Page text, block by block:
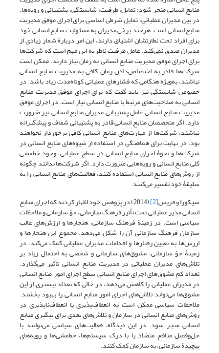
منابع انسانی منجر شود: تمایل، ظرفیت، شایستگی، پشتیبانی و رویه‌ها.
در بین مدیران عملیاتی، تمایل شرطی اساسی برای اجرای موفق مدیریت
منابع انسانی است. هرچند برخی مدیران به مسئولیت منابع انسانی خود
برای افراد تحت نظارتشان اشتیاق دارند، این امر دربارۀ شمار زیادی از
مدیران صدق نمی‌کند. عامل ظرفیت ناظر به این مهم است که شرکت‌ها
برای اجرای موفق مدیریت منابع انسانی به زمان نیاز دارند. ممکن است
شرکت‌ها قادر به اختصاص‌دادن زمان کافی به مدیریت منابع انسانی
نباشند، به‌ویژه هنگامی که فشارهای عملیاتی کوتاه‌مدت زیاد باشد. در
خصوص شایستگی نیز باید گفت که برای اجرای موفق مدیریت منابع
انسانی به صلاحیت‌های مرتبط با منابع انسانی نیاز است. در اجرای موفق
مدیریت منابع انسانی عامل پشتیبانی مدیران منابع انسانی نیز ضرورت
دارد. اگر متخصصان منابع انسانی قادر به پشتیبانی شفاف و پیشگیرانه
نباشند، شرکت‌ها از مهارت‌های منابع انسانی کافی برخوردار نخواهند
بود. در نهایت برای هماهنگی در استفاده از شیوه‌های منابع انسانی در
شرکت‌ها و نحوۀ اجرای منابع انسانی در سطح عملیاتی، وجود خط‌مشی
کلی منابع انسانی و رویه‌هایی ضرورت دارد. اگر شرکت‌ها ندانند چگونه
از روش‌های منابع انسانی استفاده کنند، فعالیت‌های منابع انسانی را به
سلیقۀ خود تفسیر می‌کنند.
سیکورا و فریس[2] (2014) در پژوهش خود اظهار کردند که اجرای منابع
انسانی مدیر عملیاتی تحت تأثیر فرهنگ سازمانی، جوّ سازمانی و ملاحظات
سیاسی است. در زمینۀ فرهنگ سازمانی، هنجارها و ارزش‌های غالب
سازمان فرهنگ سازمانی آن را شکل می‌دهد. مجموع این هنجارها و
ارزش‌ها به تعیین رفتارها و اقدامات مدیران عملیاتی کمک می‌کند. در
زمینۀ جوّ سازمانی، مشوق‌های سازمانی و شخصی به احتمال زیاد بر
تلاش‌های مدیران عملیاتی در مدیریت منابع انسانی تأثیر می‌گذارد.
تعداد کم مشوق‌های اجرای منابع انسانی سطح اجرای امور منابع انسانی
در مدیران عملیاتی را کاهش می‌دهد، در حالی که تعداد بیشتری از این
مشوق‌ها می‌تواند تلاش‌های اجرای امور منابع انسانی را بهبود بخشند.
ملاحظات سیاسی ممکن است به انعطاف‌پذیری یا انعطاف‌ناپذیری در
روش‌های منابع انسانی در سازمان و تلاش‌های بعدی برای پیگیری منابع
انسانی منجر شود. در این دیدگاه، فعالیت‌های سیاسی می‌توانند با
حل‌وفصل منافع متضاد یا با درک سیستم‌ها، خط‌مشی‌ها و رویه‌های
پیچیدۀ سازمانی، به سازمان کمک کنند.